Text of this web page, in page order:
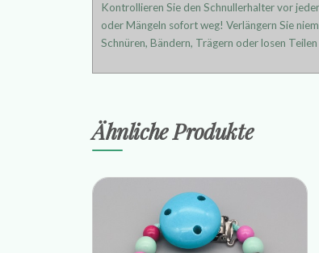
Kontrollieren Sie den Schnullerhalter vor
oder Mängeln sofort weg! Verlängern Sie
Schnüren, Bändern, Trägern oder losen
Ähnliche Produkte